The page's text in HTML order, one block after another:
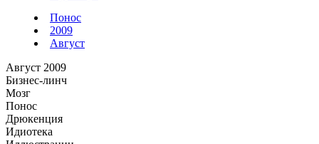
Понос
2009
Август
Август 2009
Бизнес-линч
Мозг
Понос
Дрюкенция
Идиотека